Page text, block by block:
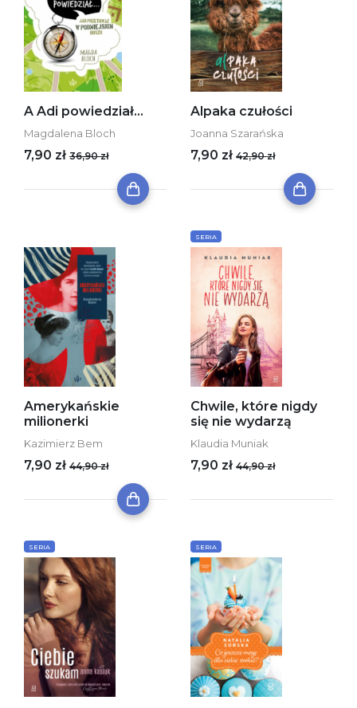
A Adi powiedział...
Magdalena Bloch
7,90 zł 36,90 zł
Alpaka czułości
Joanna Szarańska
7,90 zł 42,90 zł
Amerykańskie
milionerki
Kazimierz Bem
7,90 zł 44,90 zł
SERIA
Chwile, które nigdy
się nie wydarzą
Klaudia Muniak
7,90 zł 44,90 zł
SERIA SERIA